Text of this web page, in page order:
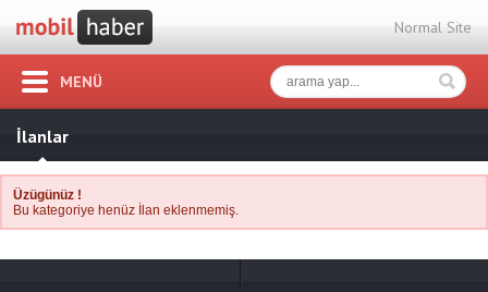
Normal Site
MENÜ
İlanlar
Üzügünüz !
Bu kategoriye henüz İlan eklenmemiş.